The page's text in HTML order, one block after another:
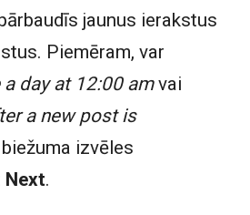
jaunus ierakstus
Piemēram, var
a day at 12:00 amvai
a new post is
izvēles
Next.